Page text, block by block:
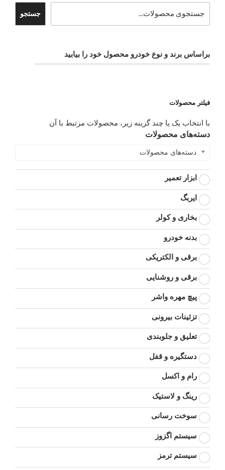
جستجو
براساس برند و نوع خودرو محصول خود را بیابید
فیلتر محصولات
با انتخاب یک یا چند گزینه زیر، محصولات مرتبط با آن
دسته‌های محصولات
دسته‌های محصولات
ابزار تعمیر
ایربگ
بخاری و کولر
بدنه خودرو
برقی و الکتریکی
برقی و روشنایی
پیچ مهره واشر
تزئینات بیرونی
تعلیق و جلوبندی
دستگیره و قفل
رام و اکسل
رینگ و لاستیک
سوخت رسانی
سیستم اگزوز
سیستم ترمز